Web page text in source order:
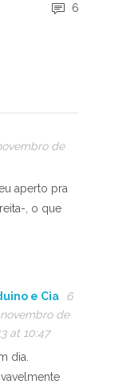
6
de
aperto pra
, o que
e Cia
6
de
at 10:47
dia.